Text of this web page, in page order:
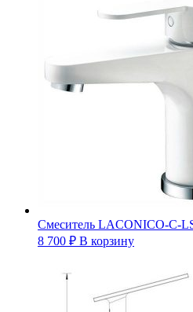
Смеситель LACONICO-C-
8 700 ₽ В корзину